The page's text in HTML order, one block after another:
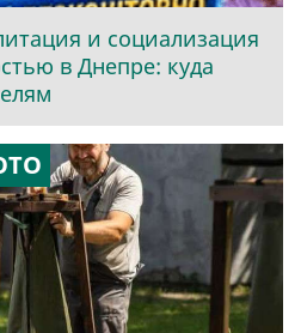
и социализация
в Днепре: куда